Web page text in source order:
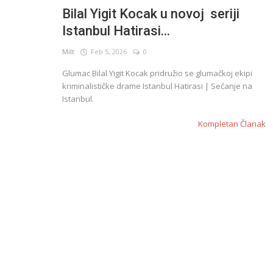
Bilal Yigit Kocak u novoj seriji
Istanbul Hatirasi...
Milt Feb 5, 2026 0
Glumac Bilal Yigit Kocak pridružio se glumačkoj ekipi
kriminalističke drame Istanbul Hatirasi | Sećanje na
Istanbul.
Kompletan Članak